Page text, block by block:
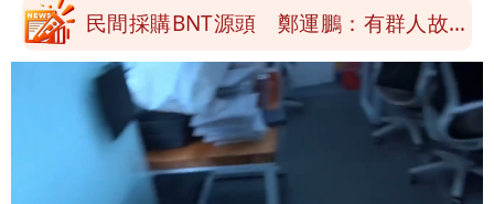
沒水用
民間採購BNT源頭 鄭運鵬：有群人故意
「洗腦台灣人兩觀念」
女生一對A錯了嗎？環法女子自由車賽
男裁判勒令女選手「解衣」檢查
他二刷《蜘蛛人》一路劇透 周圍觀眾氣
炸開扁